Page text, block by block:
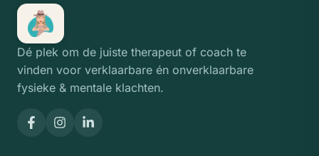
Dé plek om de juiste therapeut of coach te
vinden voor verklaarbare én onverklaarbare
fysieke & mentale klachten.